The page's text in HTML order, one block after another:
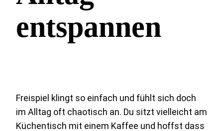
entspannen
Freispiel klingt so einfach und fühlt sich doch
im Alltag oft chaotisch an. Du sitzt vielleicht am
Küchentisch mit einem Kaffee und hoffst dass